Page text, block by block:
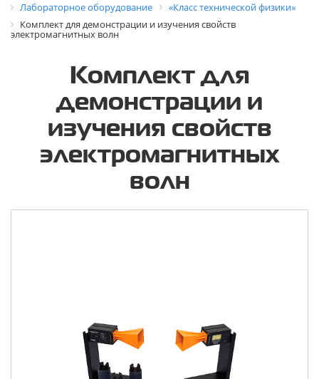
Лабораторное оборудование
«Класс технической физики»
Комплект для демонстрации и изучения свойств
электромагнитных волн
Комплект для
демонстрации и
изучения свойств
электромагнитных
волн